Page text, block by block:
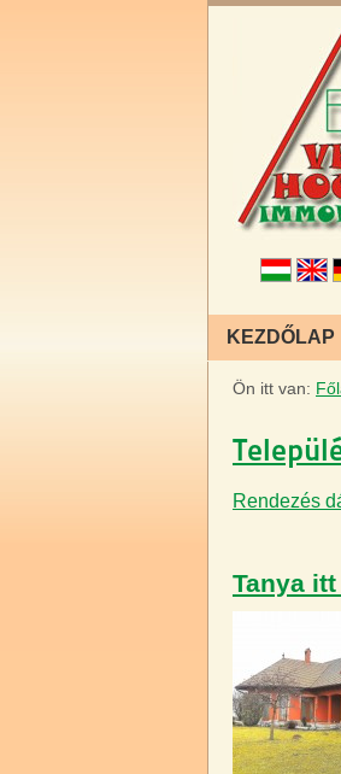
KEZDŐLAP
Ön itt van:
Rendezés
Tanya